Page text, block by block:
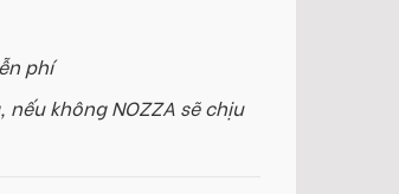
phí
không NOZZA sẽ chịu